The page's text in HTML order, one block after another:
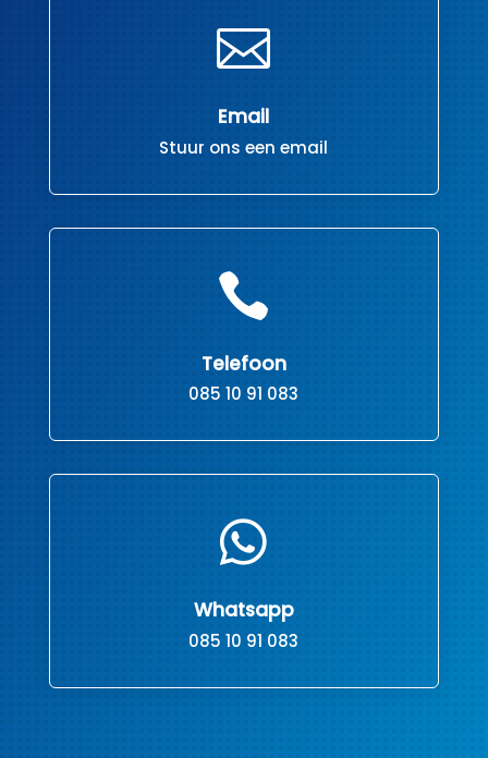

Email
Stuur ons een email

Telefoon
085 10 91 083

Whatsapp
085 10 91 083